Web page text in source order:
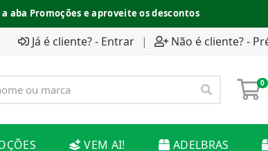
a aba Promoções e aproveite os descontos
Já é cliente? - Entrar | Não é cliente? -
0
VEM AI! ADELBRAS